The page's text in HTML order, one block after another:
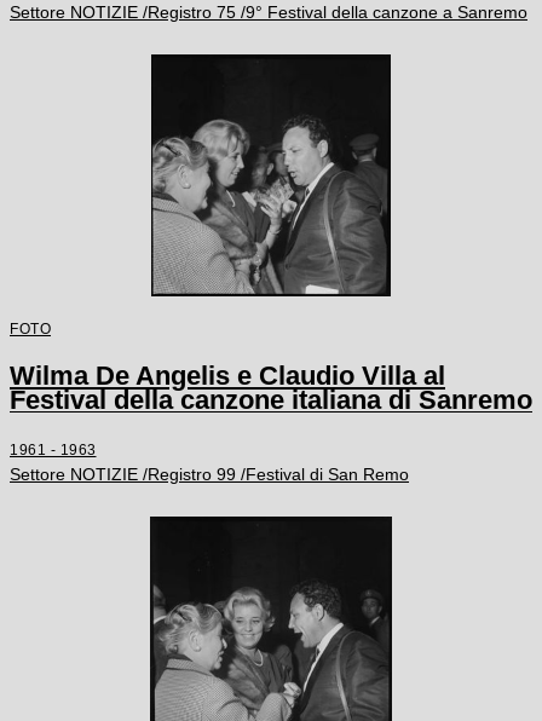
Settore NOTIZIE /Registro 75 /9° Festival della canzone a Sanremo
FOTO
Wilma De Angelis e Claudio Villa al
Festival della canzone italiana di Sanremo
1961 - 1963
Settore NOTIZIE /Registro 99 /Festival di San Remo